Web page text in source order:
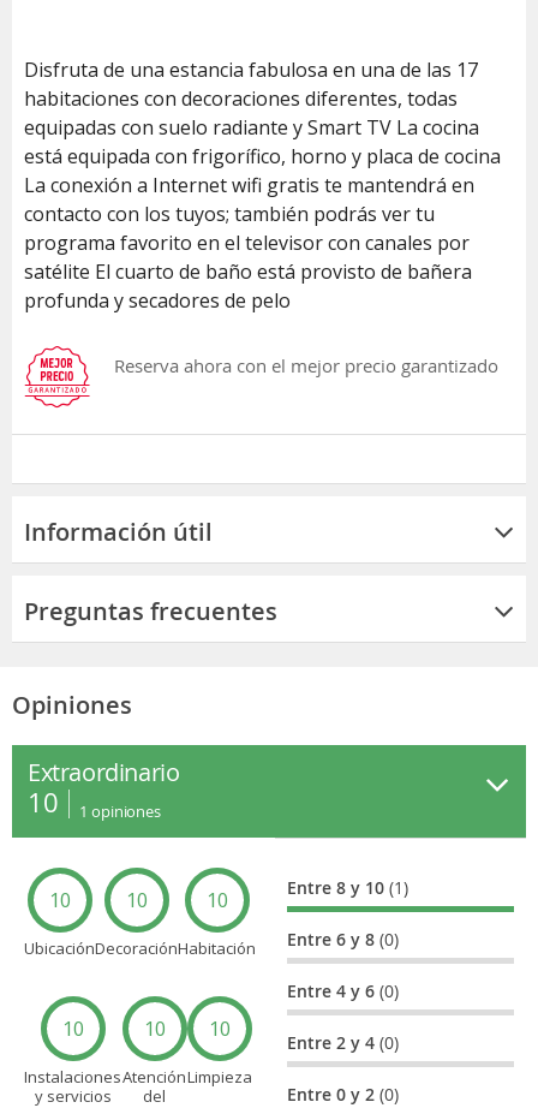
Disfruta de una estancia fabulosa en una de las 17
habitaciones con decoraciones diferentes, todas
equipadas con suelo radiante y Smart TV La cocina
está equipada con frigorífico, horno y placa de cocina
La conexión a Internet wifi gratis te mantendrá en
contacto con los tuyos; también podrás ver tu
programa favorito en el televisor con canales por
satélite El cuarto de baño está provisto de bañera
profunda y secadores de pelo
Reserva ahora con el mejor precio garantizado
Información útil
Preguntas frecuentes
Opiniones
Extraordinario
10 1 opiniones
10
Ubicación
10
Decoración
10
Habitación
10
Instalaciones
y servicios
10
Atención
del
10
Limpieza
Entre 8 y 10(1)
Entre 6 y 8(0)
Entre 4 y 6(0)
Entre 2 y 4(0)
Entre 0 y 2(0)